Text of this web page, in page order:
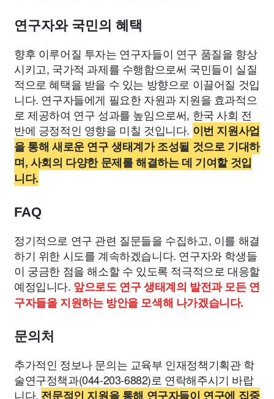
연구자와 국민의 혜택
향후 이루어질 투자는 연구자들이 연구 품질을 향상
시키고, 국가적 과제를 수행함으로써 국민들이 실질
적으로 혜택을 받을 수 있는 방향으로 이끌어질 것입
니다. 연구자들에게 필요한 자원과 지원을 효과적으
로 제공하여 연구 성과를 높임으로써, 한국 사회 전
반에 긍정적인 영향을 미칠 것입니다. 이번 지원사업
을 통해 새로운 연구 생태계가 조성될 것으로 기대하
며, 사회의 다양한 문제를 해결하는 데 기여할 것입
니다.
FAQ
정기적으로 연구 관련 질문들을 수집하고, 이를 해결
하기 위한 시도를 계속하겠습니다. 연구자와 학생들
이 궁금한 점을 해소할 수 있도록 적극적으로 대응할
예정입니다. 앞으로도 연구 생태계의 발전과 모든 연
구자들을 지원하는 방안을 모색해 나가겠습니다.
문의처
추가적인 정보나 문의는 교육부 인재정책기획관 학
술연구정책과(044-203-6882)로 연락해주시기 바랍
니다. 전문적인 지원을 통해 연구자들이 연구에 집중